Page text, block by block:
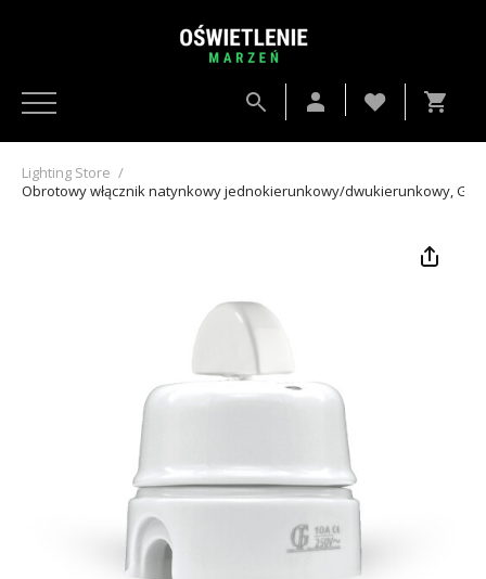
Lighting Store /
Obrotowy włącznik natynkowy jednokierunkowy/dwukierunkowy,